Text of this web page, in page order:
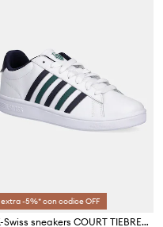
extra -5%* con codice OFF
K-Swiss sneakers COURT TIEBREAK II